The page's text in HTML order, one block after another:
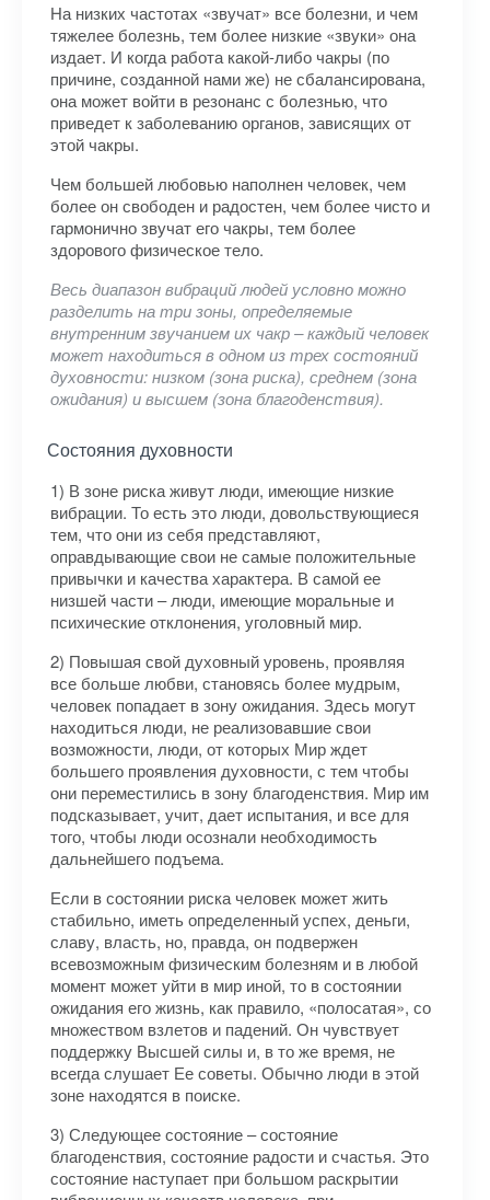
​На низких частотах «звучат» все болезни, и чем
тяжелее болезнь, тем более низкие «звуки» она
издает. И когда работа какой-либо чакры (по
причине, созданной нами же) не сбалансирована,
она может войти в резонанс с болезнью, что
приведет к заболеванию органов, зависящих от
этой чакры.
Чем большей любовью наполнен человек, чем
более он свободен и радостен, чем более чисто и
гармонично звучат его чакры, тем более
здорового физическое тело.
Весь диапазон вибраций людей условно можно
разделить на три зоны, определяемые
внутренним звучанием их чакр – каждый человек
может находиться в одном из трех состояний
духовности: низком (зона риска), среднем (зона
ожидания) и высшем (зона благоденствия).
Состояния духовности
1) В зоне риска живут люди, имеющие низкие
вибрации. То есть это люди, довольствующиеся
тем, что они из себя представляют,
оправдывающие свои не самые положительные
привычки и качества характера. В самой ее
низшей части – люди, имеющие моральные и
психические отклонения, уголовный мир.
2) Повышая свой духовный уровень, проявляя
все больше любви, становясь более мудрым,
человек попадает в зону ожидания. Здесь могут
находиться люди, не реализовавшие свои
возможности, люди, от которых Мир ждет
большего проявления духовности, с тем чтобы
они переместились в зону благоденствия. Мир им
подсказывает, учит, дает испытания, и все для
того, чтобы люди осознали необходимость
дальнейшего подъема.
Если в состоянии риска человек может жить
стабильно, иметь определенный успех, деньги,
славу, власть, но, правда, он подвержен
всевозможным физическим болезням и в любой
момент может уйти в мир иной, то в состоянии
ожидания его жизнь, как правило, «полосатая», со
множеством взлетов и падений. Он чувствует
поддержку Высшей силы и, в то же время, не
всегда слушает Ее советы. Обычно люди в этой
зоне находятся в поиске.
3) Следующее состояние – состояние
благоденствия, состояние радости и счастья. Это
состояние наступает при большом раскрытии